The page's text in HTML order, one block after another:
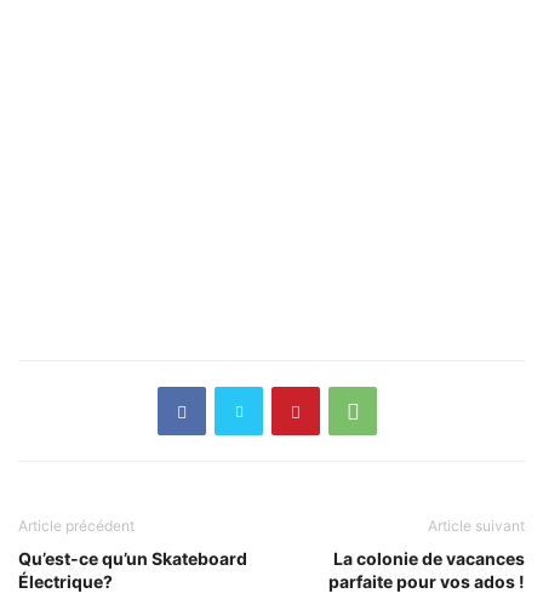
Article précédent
Qu’est-ce qu’un Skateboard
Électrique?
Article suivant
La colonie de vacances
parfaite pour vos ados !